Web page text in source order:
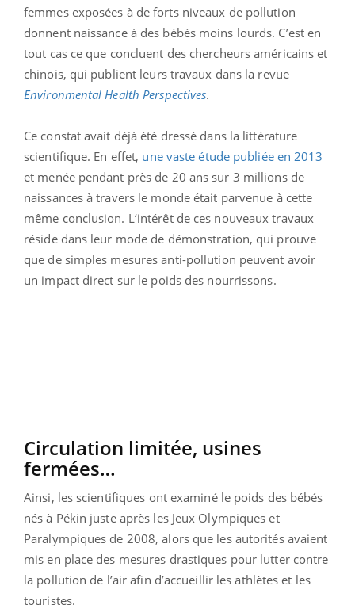
femmes exposées à de forts niveaux de pollution
donnent naissance à des bébés moins lourds. C’est en
tout cas ce que concluent des chercheurs américains et
chinois, qui publient leurs travaux dans la revue
Environmental Health Perspectives.
Ce constat avait déjà été dressé dans la littérature
scientifique. En effet, une vaste étude publiée en 2013
et menée pendant près de 20 ans sur 3 millions de
naissances à travers le monde était parvenue à cette
même conclusion. L‘intérêt de ces nouveaux travaux
réside dans leur mode de démonstration, qui prouve
que de simples mesures anti-pollution peuvent avoir
un impact direct sur le poids des nourrissons.
Circulation limitée, usines
fermées…
Ainsi, les scientifiques ont examiné le poids des bébés
nés à Pékin juste après les Jeux Olympiques et
Paralympiques de 2008, alors que les autorités avaient
mis en place des mesures drastiques pour lutter contre
la pollution de l’air afin d’accueillir les athlètes et les
touristes.